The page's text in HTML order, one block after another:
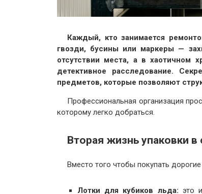
Каждый, кто занимается
гвозди, бусины или маркеры —
отсутствии места, а в хаотичном
детективное расследование.
предметов, которые позволяют
Профессиональная организация
которому легко добраться.
Вторая жизнь упаковки в
Вместо того чтобы покупать
Лотки для кубиков льда: это